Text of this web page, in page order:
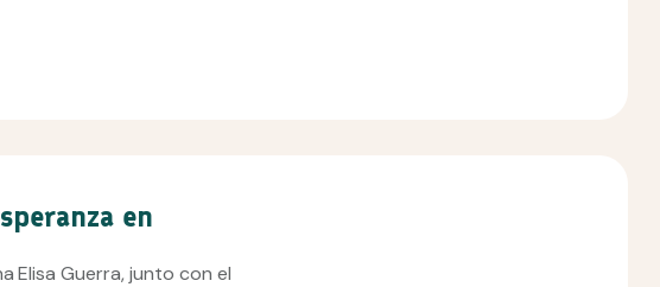
en
Elisa Guerra, junto con el